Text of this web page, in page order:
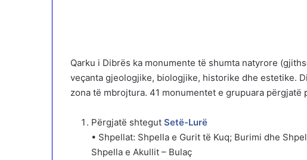
Qarku i Dibrës ka monumente të shumta natyrore
veçanta gjeologjike, biologjike, historike dhe estetike.
zona të mbrojtura. 41 monumentet e grupuara përgjatë
Përgjatë shtegut Setë-Lurë
• Shpellat: Shpella e Gurit të Kuq; Burimi dhe
Shpella e Akullit – Bulaç